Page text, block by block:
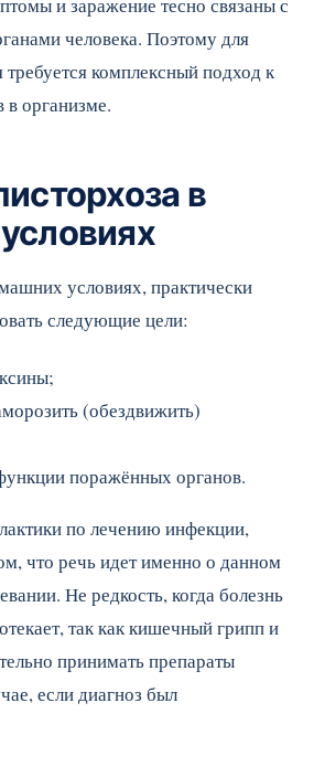
человека. Поэтому для
комплексный подход к
в организме.
в
условиях, практически
следующие цели:
(обездвижить)
поражённых органов.
по лечению инфекции,
что речь идет именно о данном
Не редкость, когда болезнь
так как кишечный грипп и
принимать препараты
если диагноз был